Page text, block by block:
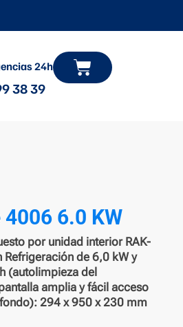
24h
38 39
Carrito
6.0 KW
por unidad interior RAK-
Refrigeración de 6,0 kW y
(autolimpieza del
amplia y fácil acceso
294 x 950 x 230 mm